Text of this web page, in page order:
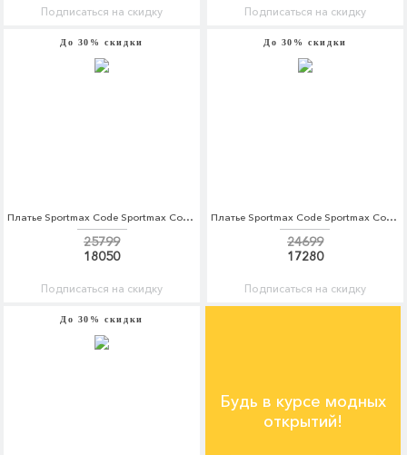
Подписаться на скидку Подписаться на скидку
До 30% скидки
Платье Sportmax Code Sportmax Code SP027EWTMH00
25799
18050
Подписаться на скидку
До 30% скидки
Платье Sportmax Code Sportmax Code SP027EWTMH02
24699
17280
Подписаться на скидку
До 30% скидки
Будь в курсе модных
открытий!